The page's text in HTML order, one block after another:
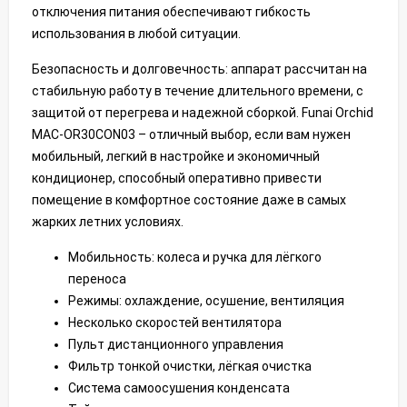
отключения питания обеспечивают гибкость
использования в любой ситуации.
Безопасность и долговечность: аппарат рассчитан на
стабильную работу в течение длительного времени, с
защитой от перегрева и надежной сборкой. Funai Orchid
MAC-OR30CON03 – отличный выбор, если вам нужен
мобильный, легкий в настройке и экономичный
кондиционер, способный оперативно привести
помещение в комфортное состояние даже в самых
жарких летних условиях.
Мобильность: колеса и ручка для лёгкого
переноса
Режимы: охлаждение, осушение, вентиляция
Несколько скоростей вентилятора
Пульт дистанционного управления
Фильтр тонкой очистки, лёгкая очистка
Система самоосушения конденсата